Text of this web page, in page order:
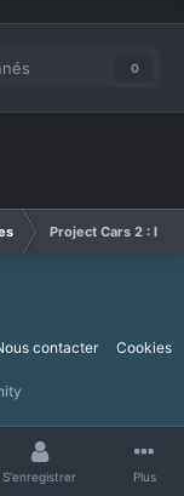
0
Project Cars 2 : le
contacter Cookies
S'enregistrer Plus